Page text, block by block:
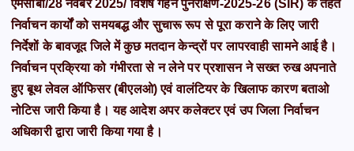
एमसीबी/28 नवंबर 2025/ विशेष गहन पुनरीक्षण-2025-26 (SIR) के तहत
निर्वाचन कार्यों को समयबद्ध और सुचारू रूप से पूरा कराने के लिए जारी
निर्देशों के बावजूद जिले में कुछ मतदान केन्द्रों पर लापरवाही सामने आई है।
निर्वाचन प्रक्रिया को गंभीरता से न लेने पर प्रशासन ने सख्त रुख अपनाते
हुए बूथ लेवल ऑफिसर (बीएलओ) एवं वालंटियर के खिलाफ कारण बताओ
नोटिस जारी किया है। यह आदेश अपर कलेक्टर एवं उप जिला निर्वाचन
अधिकारी द्वारा जारी किया गया है।